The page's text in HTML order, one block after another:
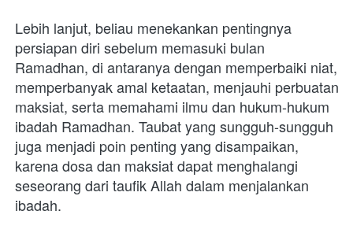
Lebih lanjut, beliau menekankan pentingnya
persiapan diri sebelum memasuki bulan
Ramadhan, di antaranya dengan memperbaiki niat,
memperbanyak amal ketaatan, menjauhi perbuatan
maksiat, serta memahami ilmu dan hukum-hukum
ibadah Ramadhan. Taubat yang sungguh-sungguh
juga menjadi poin penting yang disampaikan,
karena dosa dan maksiat dapat menghalangi
seseorang dari taufik Allah dalam menjalankan
ibadah.